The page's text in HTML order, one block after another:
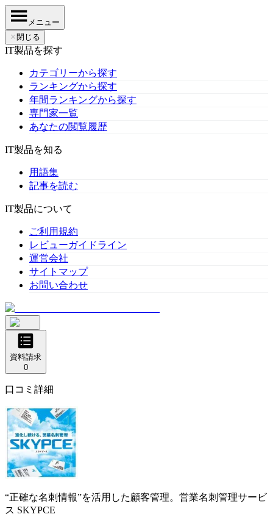
メニュー
✕ 閉じる
IT製品を探す
カテゴリーから探す
ランキングから探す
年間ランキングから探す
専門家一覧
あなたの閲覧履歴
IT製品を知る
用語集
記事を読む
IT製品について
ご利用規約
レビューガイドライン
運営会社
サイトマップ
お問い合わせ
資料請求
0
口コミ詳細
“正確な名刺情報”を活用した顧客管理。営業名刺管理サービ
ス SKYPCE